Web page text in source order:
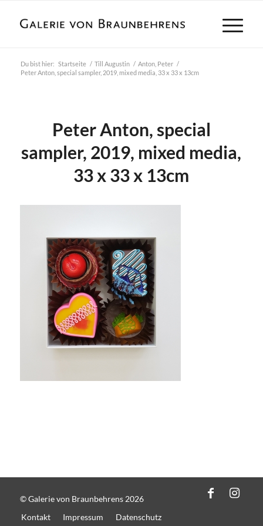
Du bist hier: Startseite / Till Augustin / Anton, Peter /
Peter Anton, special sampler, 2019, mixed media, 33 x 33 x 13cm
Peter Anton, special
sampler, 2019, mixed media,
33 x 33 x 13cm
© Galerie von Braunbehrens 2026
Kontakt
Impressum Datenschutz